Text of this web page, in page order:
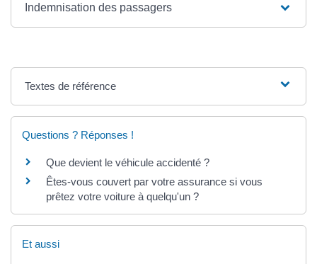
Indemnisation des passagers
Textes de référence
Questions ? Réponses !
Que devient le véhicule accidenté ?
Êtes-vous couvert par votre assurance si vous
prêtez votre voiture à quelqu'un ?
Et aussi